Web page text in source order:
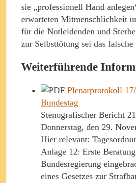
sie „professionell Hand
erwarteten Mitmenschlichkeit
für die Notleidenden und
zur Selbsttötung sei das falsche
Weiterführende
Plenarprotokoll
Bundestag
Stenografischer Bericht
Donnerstag, den 29.
Hier relevant:
Anlage 12: Erste
Bundesregierung
eines Gesetzes zur